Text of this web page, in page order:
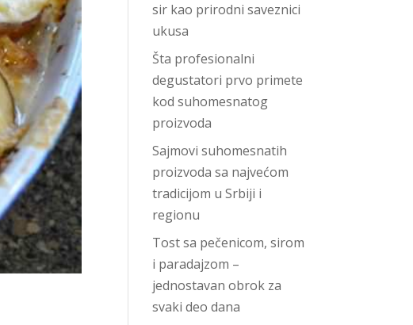
sir kao prirodni saveznici
ukusa
Šta profesionalni
degustatori prvo primete
kod suhomesnatog
proizvoda
Sajmovi suhomesnatih
proizvoda sa najvećom
tradicijom u Srbiji i
regionu
Tost sa pečenicom, sirom
i paradajzom –
jednostavan obrok za
svaki deo dana